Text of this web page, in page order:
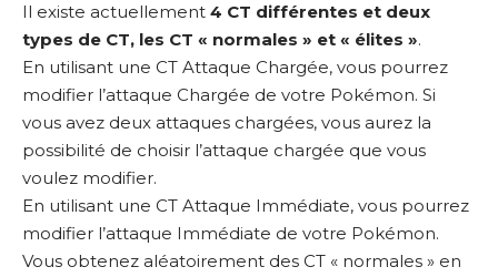
Il existe actuellement 4 CT différentes et deux
types de CT, les CT « normales » et « élites ».
En utilisant une CT Attaque Chargée, vous pourrez
modifier l’attaque Chargée de votre Pokémon. Si
vous avez deux attaques chargées, vous aurez la
possibilité de choisir l’attaque chargée que vous
voulez modifier.
En utilisant une CT Attaque Immédiate, vous pourrez
modifier l’attaque Immédiate de votre Pokémon.
Vous obtenez aléatoirement des CT « normales » en